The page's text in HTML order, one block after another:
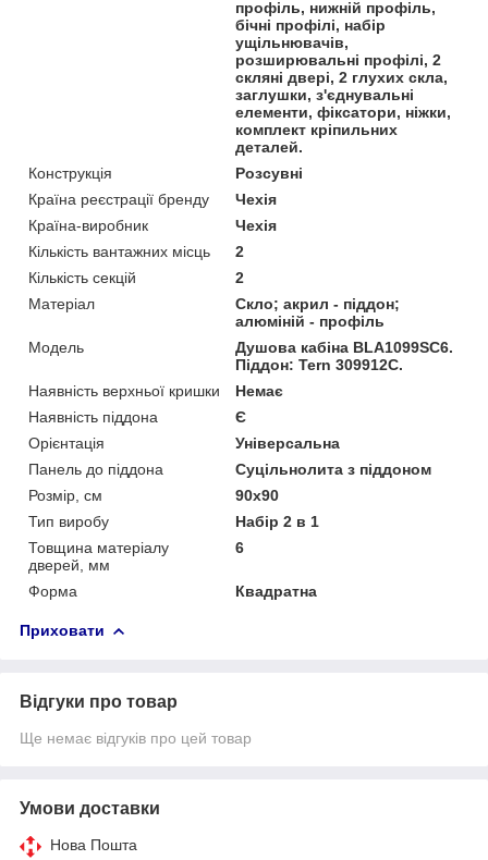
профіль, нижній профіль,
бічні профілі, набір
ущільнювачів,
розширювальні профілі, 2
скляні двері, 2 глухих скла,
заглушки, з'єднувальні
елементи, фіксатори, ніжки,
комплект кріпильних
деталей.
Конструкція
Розсувні
Країна реєстрації бренду
Чехія
Країна-виробник
Чехія
Кількість вантажних місць
2
Кількість секцій
2
Матеріал
Скло; акрил - піддон;
алюміній - профіль
Мoдель
Душова кабіна BLA1099SC6.
Піддон: Tern 309912C.
Наявність верхньої кришки
Немає
Наявність піддона
Є
Орієнтація
Універсальна
Панель до піддона
Суцільнолита з піддоном
Розмір, см
90x90
Тип виробу
Набір 2 в 1
Товщина матеріалу
дверей, мм
6
Форма Квадратна
Приховати
Відгуки про товар
Ще немає відгуків про цей товар
Умови доставки
Нова Пошта